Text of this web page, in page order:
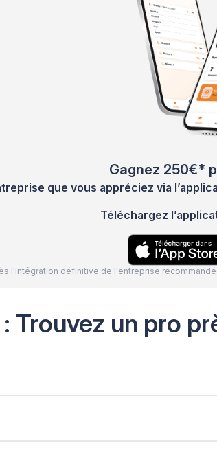
Gagnez 250€*
que vous appréciez via
Téléchargez
l'intégration définitive de l'entreprise
: Trouvez un pro